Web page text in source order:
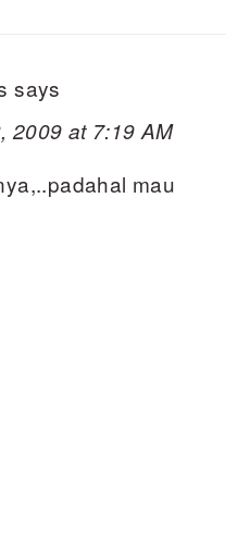
says
2009 at 7:19 AM
mau